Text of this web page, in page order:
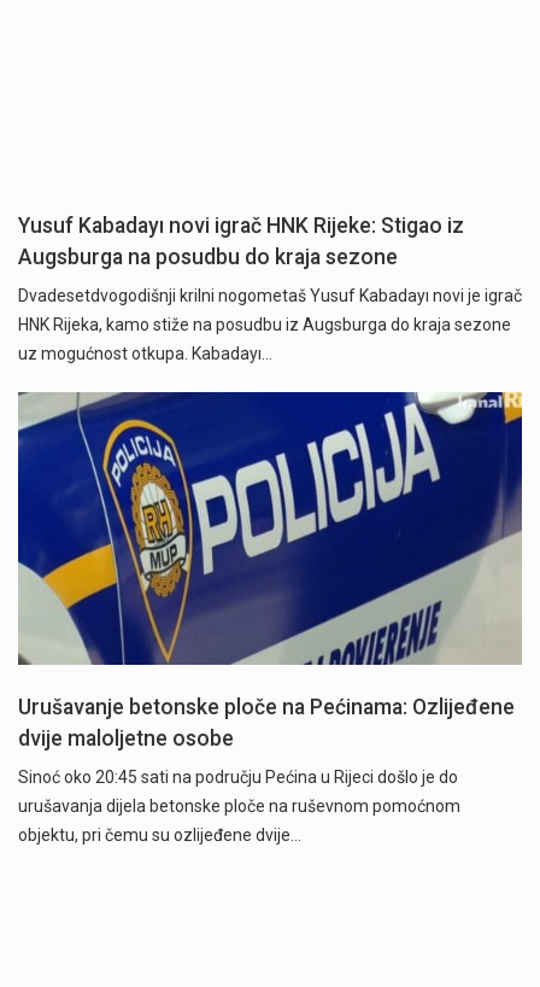
Yusuf Kabadayı novi igrač HNK Rijeke: Stigao iz
Augsburga na posudbu do kraja sezone
Dvadesetdvogodišnji krilni nogometaš Yusuf Kabadayı novi je igrač
HNK Rijeka, kamo stiže na posudbu iz Augsburga do kraja sezone
uz mogućnost otkupa. Kabadayı…
Urušavanje betonske ploče na Pećinama: Ozlijeđene
dvije maloljetne osobe
Sinoć oko 20:45 sati na području Pećina u Rijeci došlo je do
urušavanja dijela betonske ploče na ruševnom pomoćnom
objektu, pri čemu su ozlijeđene dvije…